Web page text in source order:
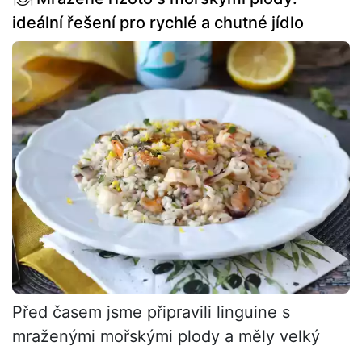
ideální řešení pro rychlé a chutné jídlo
Před časem jsme připravili linguine s
mraženými mořskými plody a měly velký